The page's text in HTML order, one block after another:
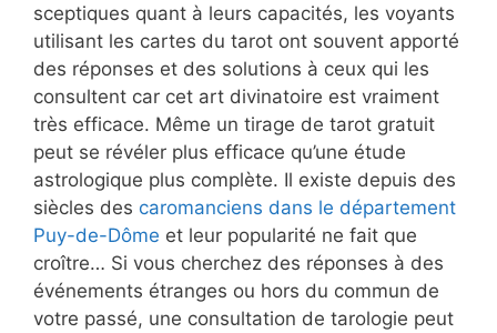
sceptiques quant à leurs capacités, les voyants
utilisant les cartes du tarot ont souvent apporté
des réponses et des solutions à ceux qui les
consultent car cet art divinatoire est vraiment
très efficace. Même un tirage de tarot gratuit
peut se révéler plus efficace qu’une étude
astrologique plus complète. Il existe depuis des
siècles des caromanciens dans le département
Puy-de-Dôme et leur popularité ne fait que
croître… Si vous cherchez des réponses à des
événements étranges ou hors du commun de
votre passé, une consultation de tarologie peut